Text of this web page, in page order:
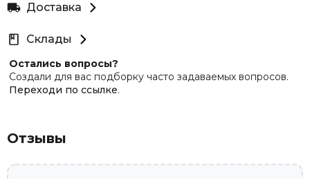
Доставка
Склады
Остались вопросы?
Создали для вас подборку часто задаваемых вопросов.
Переходи по ссылке.
Отзывы